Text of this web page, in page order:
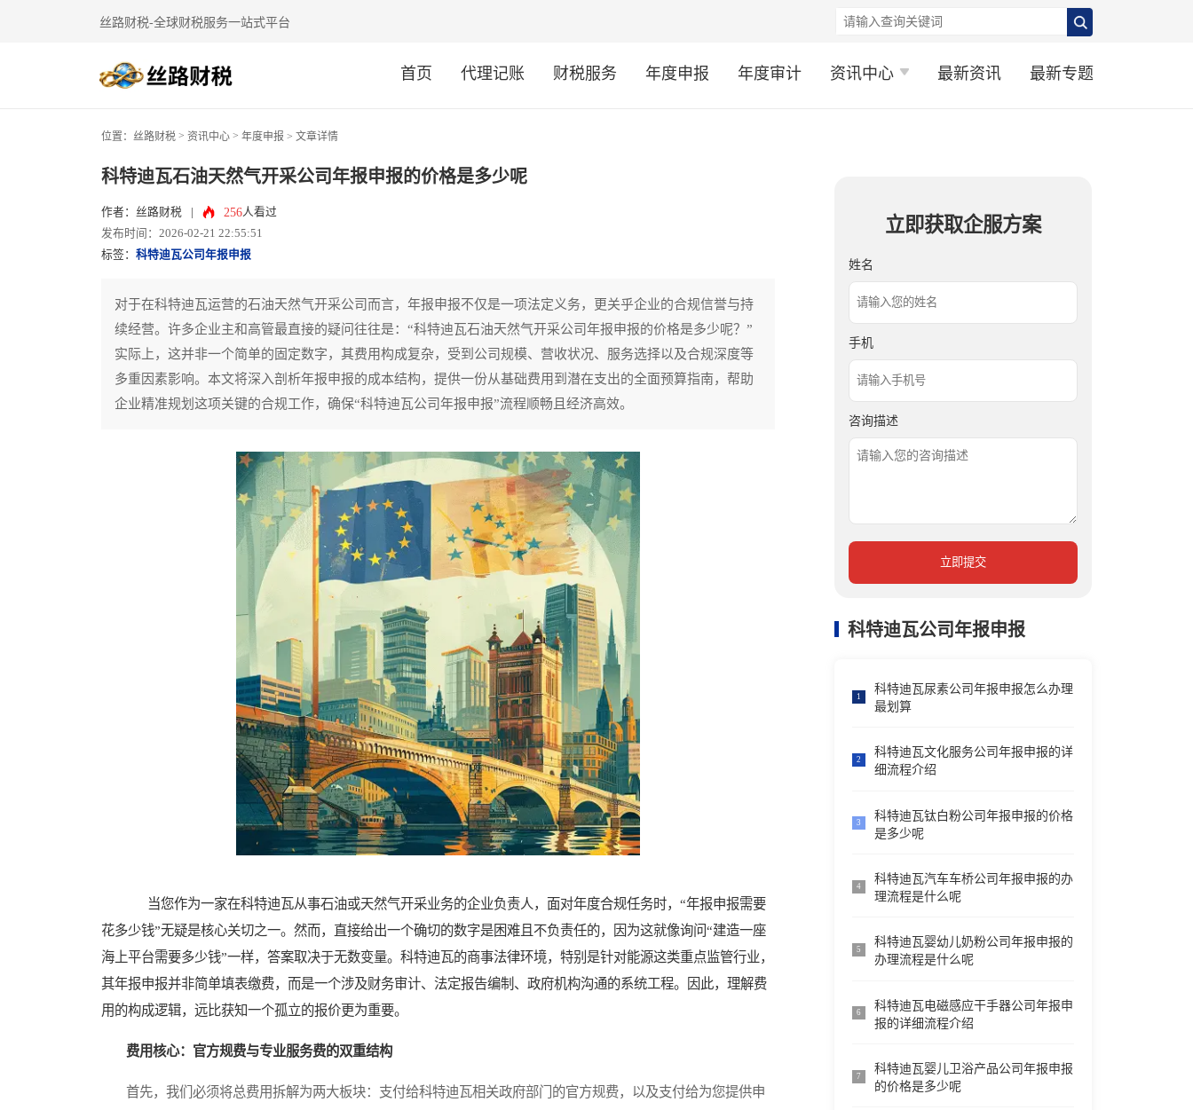
丝路财税-全球财税服务一站式平台
首页 代理记账 财税服务 年度申报 年度审计 资讯中心 最新资讯 最新专题
位置： 丝路财税 > 资讯中心 > 年度申报 > 文章详情
科特迪瓦石油天然气开采公司年报申报的价格是多少呢
作者：丝路财税 256人看过
发布时间：2026-02-21 22:55:51
标签： 科特迪瓦公司年报申报
对于在科特迪瓦运营的石油天然气开采公司而言，年报申报不仅是一项法定义务，更关乎企业的合规信誉与持
续经营。许多企业主和高管最直接的疑问往往是：“科特迪瓦石油天然气开采公司年报申报的价格是多少呢？”
实际上，这并非一个简单的固定数字，其费用构成复杂，受到公司规模、营收状况、服务选择以及合规深度等
多重因素影响。本文将深入剖析年报申报的成本结构，提供一份从基础费用到潜在支出的全面预算指南，帮助
企业精准规划这项关键的合规工作，确保“科特迪瓦公司年报申报”流程顺畅且经济高效。
当您作为一家在科特迪瓦从事石油或天然气开采业务的企业负责人，面对年度合规任务时，“年报申报需要
花多少钱”无疑是核心关切之一。然而，直接给出一个确切的数字是困难且不负责任的，因为这就像询问“建造一座
海上平台需要多少钱”一样，答案取决于无数变量。科特迪瓦的商事法律环境，特别是针对能源这类重点监管行业，
其年报申报并非简单填表缴费，而是一个涉及财务审计、法定报告编制、政府机构沟通的系统工程。因此，理解费
用的构成逻辑，远比获知一个孤立的报价更为重要。
费用核心：官方规费与专业服务费的双重结构
首先，我们必须将总费用拆解为两大板块：支付给科特迪瓦相关政府部门的官方规费，以及支付给为您提供申
立即获取企服方案
姓名
手机
咨询描述
立即提交
科特迪瓦公司年报申报
1
科特迪瓦尿素公司年报申报怎么办理
最划算
2
科特迪瓦文化服务公司年报申报的详
细流程介绍
3
科特迪瓦钛白粉公司年报申报的价格
是多少呢
4
科特迪瓦汽车车桥公司年报申报的办
理流程是什么呢
5
科特迪瓦婴幼儿奶粉公司年报申报的
办理流程是什么呢
6
科特迪瓦电磁感应干手器公司年报申
报的详细流程介绍
7
科特迪瓦婴儿卫浴产品公司年报申报
的价格是多少呢